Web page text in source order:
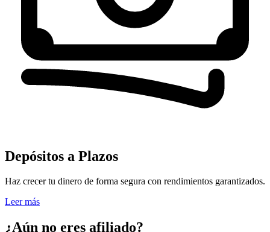
Depósitos a Plazos
Haz crecer tu dinero de forma segura con rendimientos garantizados.
Leer más
¿Aún no eres afiliado?